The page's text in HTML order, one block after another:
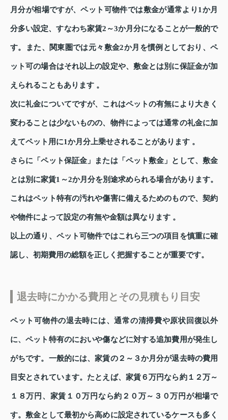
月分が相場ですが、ペット可物件では敷金が通常より1か月
分多い設定、すなわち家賃2～3か月分になることが一般的で
す。また、関東圏では元々敷金2か月を慣例としており、ペ
ット可の場合はそれ以上の設定や、敷金とは別に保証金が加
えられることもあります 。
次に礼金についてですが、これはペットの有無により大きく
変わることは少ないものの、物件によっては通常の礼金に加
えてペット用に1か月分上乗せされることがあります 。
さらに「ペット保証金」または「ペット敷金」として、敷金
とは別に家賃1～2か月分を別途求められる場合があります。
これはペット特有の汚れや傷害に備えるためのもので、契約
や物件によって設定の有無や金額は異なります 。
以上の通り、ペット可物件ではこれら三つの項目を慎重に確
認し、初期費用の総額を正しく把握することが重要です。
退去時にかかる費用とその見積もり目安
ペット可物件の退去時には、通常の清掃費や原状回復以外
に、ペット特有のにおいや傷などに対する追加費用が発生し
がちです。一般的には、家賃の２～３か月分が退去時の費用
目安とされています。たとえば、家賃６万円なら約１２万～
１８万円、家賃１０万円なら約２０万～３０万円が相場で
す。敷金として最初から高めに設定されているケースも多く